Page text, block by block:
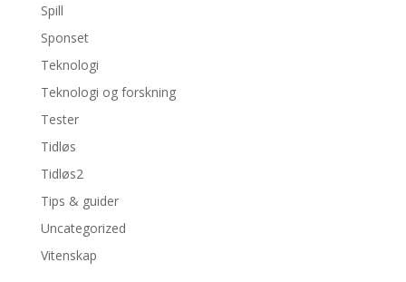
Spill
Sponset
Teknologi
Teknologi og forskning
Tester
Tidløs
Tidløs2
Tips & guider
Uncategorized
Vitenskap